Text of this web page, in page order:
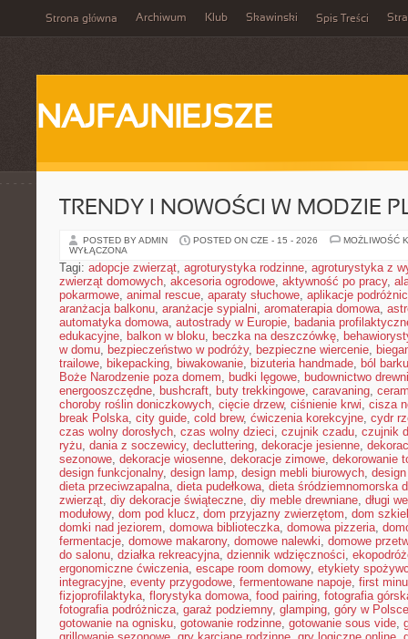
Strona główna Archiwum Klub Skawinski Spis Treści
NAJFAJNIEJSZE
TRENDY I NOWOŚCI W MODZIE
POSTED BY ADMIN POSTED ON CZE - 15 - 2026
MOŻLIWOŚĆ
WYŁĄCZONA
Tagi: adopcje zwierząt, agroturystyka rodzinne, agroturystyka z
zwierząt domowych, akcesoria ogrodowe, aktywność po pracy,
pokarmowe, animal rescue, aparaty słuchowe, aplikacje
aranżacja balkonu, aranżacje sypialni, aromaterapia domowa,
automatyka domowa, autostrady w Europie, badania
edukacyjne, balkon w bloku, beczka na deszczówkę,
w domu, bezpieczeństwo w podróży, bezpieczne wiercenie,
trailowe, bikepacking, biwakowanie, bizuteria handmade, ból barku
Boże Narodzenie poza domem, budki lęgowe, budownictwo
energooszczędne, bushcraft, buty trekkingowe, caravaning,
choroby roślin doniczkowych, cięcie drzew, ciśnienie krwi, cisza
break Polska, city guide, cold brew, ćwiczenia korekcyjne, cydr
czas wolny dorosłych, czas wolny dzieci, czujnik czadu, czujnik
ryżu, dania z soczewicy, decluttering, dekoracje jesienne,
sezonowe, dekoracje wiosenne, dekoracje zimowe, dekorowanie
design funkcjonalny, design lamp, design mebli biurowych,
dieta przeciwzapalna, dieta pudełkowa, dieta śródziemnomorska
zwierząt, diy dekoracje świąteczne, diy meble drewniane, długi
modułowy, dom pod klucz, dom przyjazny zwierzętom, dom
domki nad jeziorem, domowa biblioteczka, domowa pizzeria,
fermentacje, domowe makarony, domowe nalewki, domowe
do salonu, działka rekreacyjna, dziennik wdzięczności,
ergonomiczne ćwiczenia, escape room domowy, etykiety
integracyjne, eventy przygodowe, fermentowane napoje, first
fizjoprofilaktyka, florystyka domowa, food pairing, fotografia
fotografia podróżnicza, garaż podziemny, glamping, góry w Polsce
gotowanie na ognisku, gotowanie rodzinne, gotowanie sous vide,